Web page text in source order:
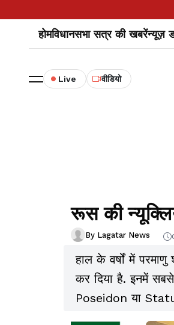
होमविधानसभा सत्र की खबरेंन्यूज़
Live वीडियो
रूस की
By Lagatar News
हाल के वर्षों में
कर दिया है. इनमें सबसे
Poseidon या
weapon कहा जा